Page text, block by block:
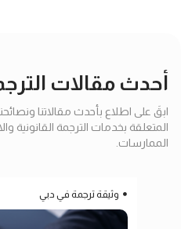
أحدث مقالات
ابقَ على اطلاع بأحدث مقالاتنا
المتعلقة بخدمات الترجمة القانونية
الممارسات.
وثيقة ترجمة في دبي